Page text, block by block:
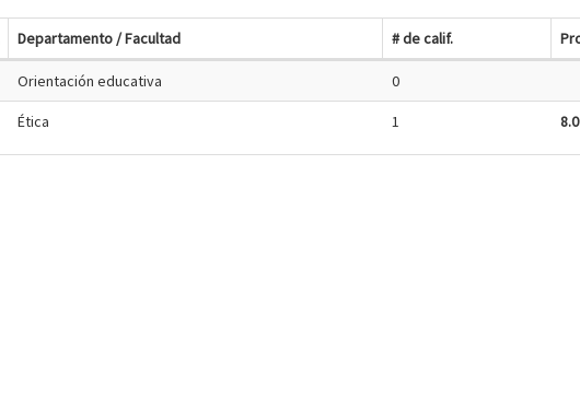
Departamento / Facultad # de calif.
Orientación educativa 0
Ética 1 8.0